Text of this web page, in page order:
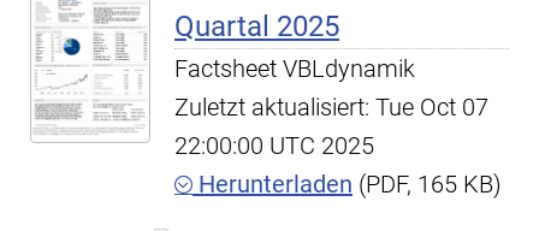
Quartal 2025
Factsheet VBLdynamik
Zuletzt aktualisiert: Tue Oct 07
22:00:00 UTC 2025
Herunterladen (PDF, 165 KB)